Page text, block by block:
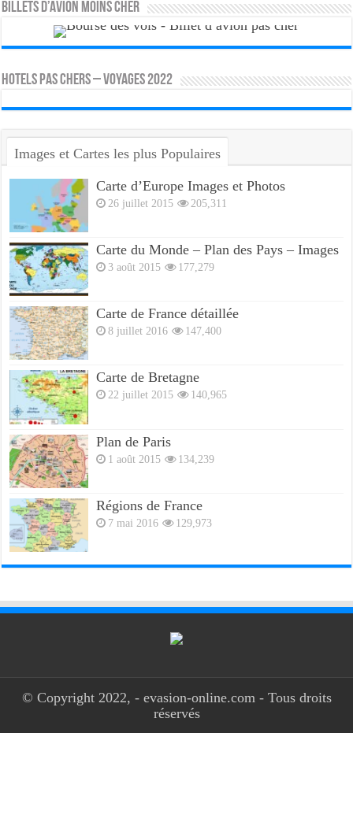
Billets d’avion moins cher
HOTELS PAS CHERS – VOYAGES 2022
Images et Cartes les plus Populaires
Carte d’Europe Images et Photos
26 juillet 2015 205,311
Carte du Monde – Plan des Pays – Images
3 août 2015 177,279
Carte de France détaillée
8 juillet 2016 147,400
Carte de Bretagne
22 juillet 2015 140,965
Plan de Paris
1 août 2015 134,239
Régions de France
7 mai 2016 129,973
© Copyright 2022, - evasion-online.com - Tous droits
réservés